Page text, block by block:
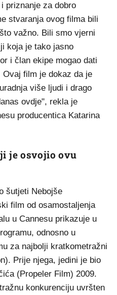
priznanje za dobro
stvaranja ovog filma bili
važno. Bili smo vjerni
koja je tako jasno
i član ekipe mogao dati
film je dokaz da je
više ljudi i drago
ovdje", rekla je
producentica Katarina
je osvojio ovu
šutjeti Nebojše
film od osamostaljenja
u Cannesu prikazuje u
odnosno u
za najbolji kratkometražni
Prije njega, jedini je bio
(Propeler Film) 2009.
konkurenciju uvršten